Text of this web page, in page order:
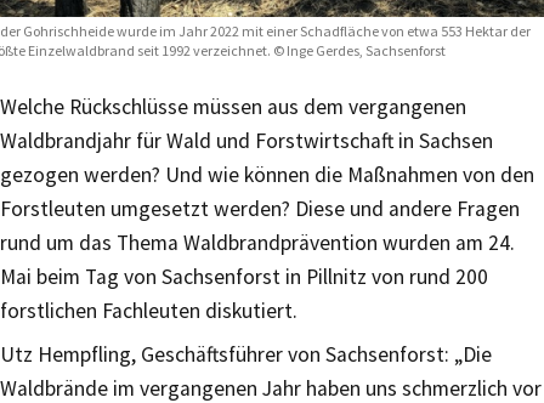
Gohrischheide wurde im Jahr 2022 mit einer Schadfläche von etwa 553 Hektar der
Einzelwaldbrand seit 1992 verzeichnet. © Inge Gerdes, Sachsenforst
Welche Rückschlüsse müssen aus dem vergangenen
Waldbrandjahr für Wald und Forstwirtschaft in Sachsen
gezogen werden? Und wie können die Maßnahmen von den
Forstleuten umgesetzt werden? Diese und andere Fragen
rund um das Thema Waldbrandprävention wurden am 24.
Mai beim Tag von Sachsenforst in Pillnitz von rund 200
forstlichen Fachleuten diskutiert.
Utz Hempfling, Geschäftsführer von Sachsenforst: „Die
Waldbrände im vergangenen Jahr haben uns schmerzlich vor